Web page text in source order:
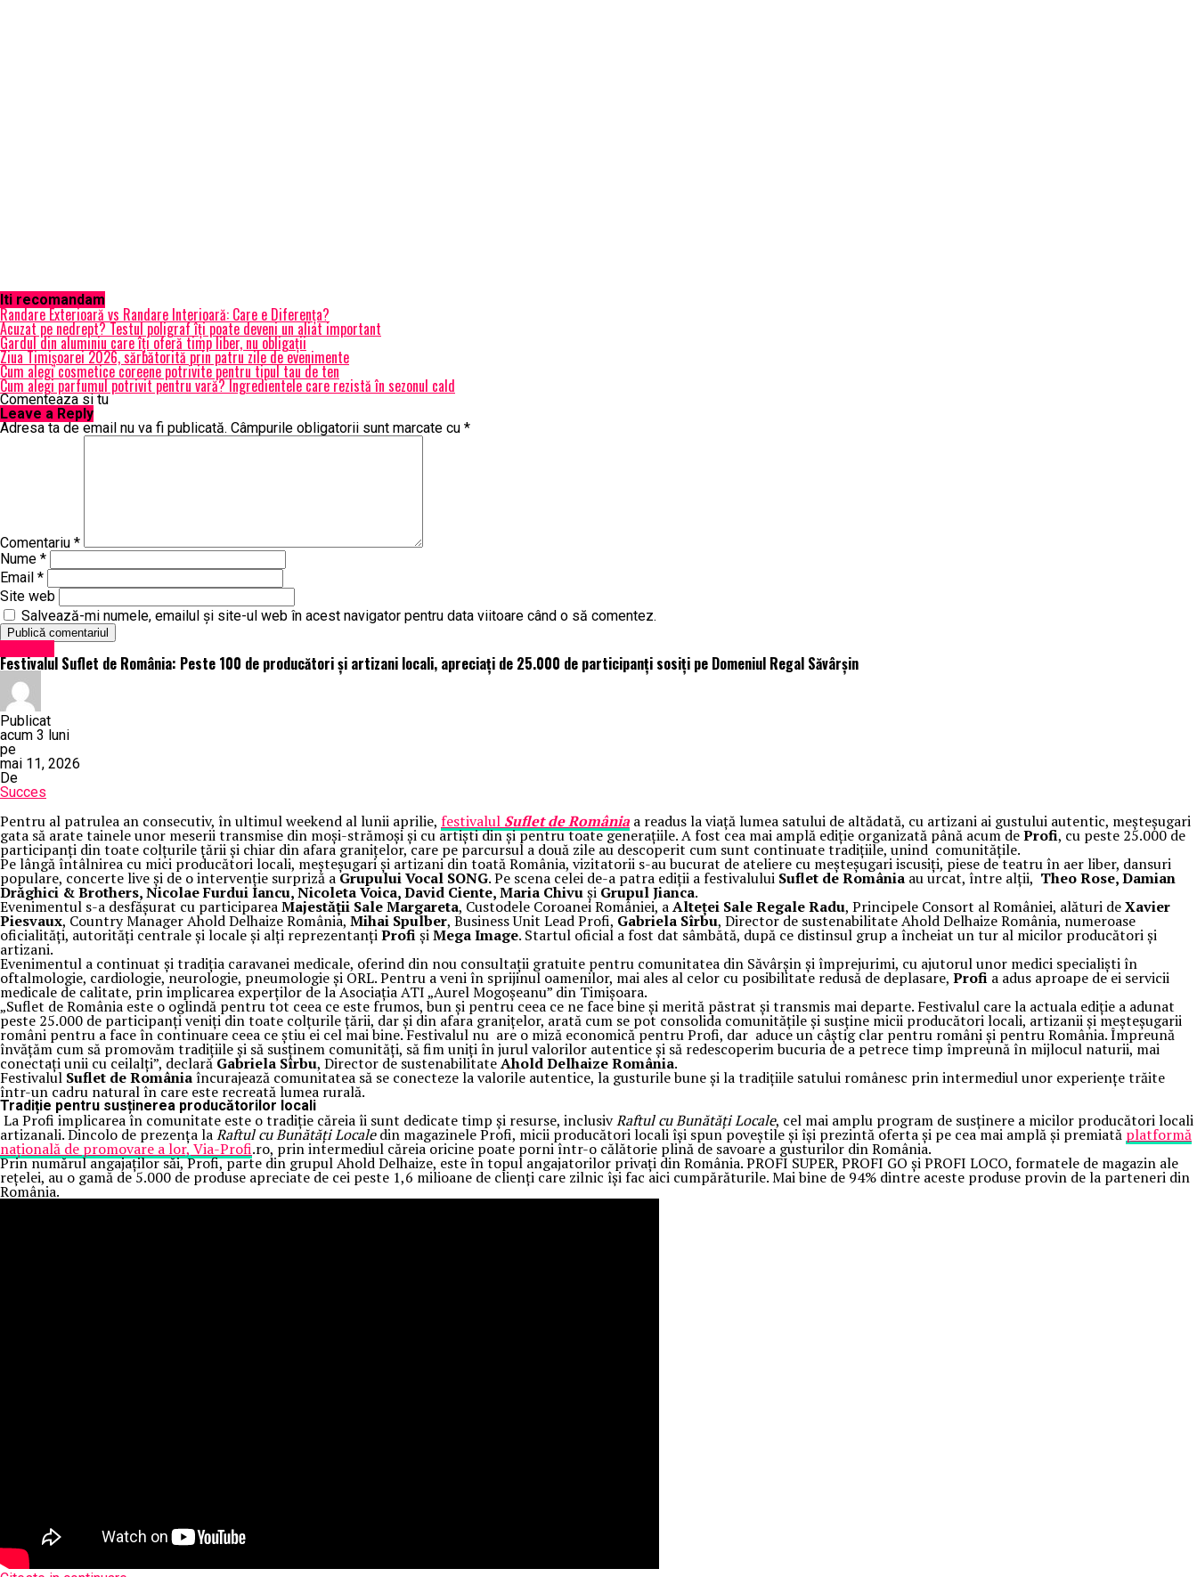
Iti recomandam
Randare Exterioară vs Randare Interioară: Care e Diferența?
Acuzat pe nedrept? Testul poligraf îţi poate deveni un aliat important
Gardul din aluminiu care îți oferă timp liber, nu obligații
Ziua Timișoarei 2026, sărbătorită prin patru zile de evenimente
Cum alegi cosmetice coreene potrivite pentru tipul tau de ten
Cum alegi parfumul potrivit pentru vară? Ingredientele care rezistă în sezonul cald
Comenteaza si tu
Leave a Reply
Adresa ta de email nu va fi publicată. Câmpurile obligatorii sunt marcate cu *
Comentariu *
Nume *
Email *
Site web
Salvează-mi numele, emailul și site-ul web în acest navigator pentru data viitoare când o să comentez.
Festivalul Suflet de România: Peste 100 de producători și artizani locali, apreciați de 25.000 de participanți sosiți pe Domeniul Regal Săvârșin
Publicat
acum 3 luni
pe
mai 11, 2026
De
Succes
Pentru al patrulea an consecutiv, în ultimul weekend al lunii aprilie, festivalul Suflet de România a readus la viață lumea satului de altădată, cu artizani ai gustului autentic, meșteșugari
gata să arate tainele unor meserii transmise din moși-strămoși și cu artiști din și pentru toate generațiile. A fost cea mai amplă ediție organizată până acum deProfi, cu peste 25.000 de
participanți din toate colțurile țării și chiar din afara granițelor, care pe parcursul a două zile au descoperit cum sunt continuate tradițiile, unind comunitățile.
Pe lângă întâlnirea cu mici producători locali, meșteșugari și artizani din toată România, vizitatorii s-au bucurat de ateliere cu meșteșugari iscusiți, piese de teatru în aer liber, dansuri
populare, concerte live și de o intervenție surpriză aGrupului Vocal SONG. Pe scena celei de-a patra ediții a festivalului Suflet de România au urcat, între alții, Theo Rose, Damian
Drăghici & Brothers, Nicolae Furdui Iancu, Nicoleta Voica, David Ciente, Maria Chivuși Grupul Jianca.
Evenimentul s-a desfășurat cu participareaMajestății Sale Margareta, Custodele Coroanei României, aAlteței Sale Regale Radu, Principele Consort al României, alături deXavier
Piesvaux, Country Manager Ahold Delhaize România, Mihai Spulber, Business Unit Lead Profi, Gabriela Sîrbu, Director de sustenabilitate Ahold Delhaize România, numeroase
oficialități, autorități centrale și locale și alți reprezentanțiProfișiMega Image. Startul oficial a fost dat sâmbătă, după ce distinsul grup a încheiat un tur al micilor producători și
artizani.
Evenimentul a continuat și tradiția caravanei medicale, oferind din nou consultații gratuite pentru comunitatea din Săvârșin și împrejurimi, cu ajutorul unor medici specialiști în
oftalmologie, cardiologie, neurologie, pneumologie și ORL. Pentru a veni în sprijinul oamenilor, mai ales al celor cu posibilitate redusă de deplasare, Profi a adus aproape de ei servicii
medicale de calitate, prin implicarea experților de la Asociația ATI „Aurel Mogoșeanu” din Timișoara.
„Suflet de România este o oglindă pentru tot ceea ce este frumos, bun și pentru ceea ce ne face bine și merită păstrat și transmis mai departe. Festivalul care la actuala ediție a adunat
peste 25.000 de participanți veniți din toate colțurile țării, dar și din afara granițelor, arată cum se pot consolida comunitățile și susține micii producători locali, artizanii și meșteșugarii
români pentru a face în continuare ceea ce știu ei cel mai bine. Festivalul nu are o miză economică pentru Profi, dar aduce un câștig clar pentru români și pentru România. Împreună
învățăm cum să promovăm tradițiile și să susținem comunități, să fim uniți în jurul valorilor autentice și să redescoperim bucuria de a petrece timp împreună în mijlocul naturii, mai
conectați unii cu ceilalți”, declarăGabriela Sîrbu, Director de sustenabilitateAhold Delhaize România.
Festivalul Suflet de Româniaîncurajează comunitatea să se conecteze la valorile autentice, la gusturile bune și la tradițiile satului românesc prin intermediul unor experiențe trăite
într-un cadru natural în care este recreată lumea rurală.
Tradiție pentru susținerea producătorilor locali
La Profi implicarea în comunitate este o tradiție căreia îi sunt dedicate timp și resurse, inclusivRaftul cu Bunătăți Locale, cel mai amplu program de susținere a micilor producători locali
artizanali. Dincolo de prezența laRaftul cu Bunătăți Localedin magazinele Profi, micii producători locali își spun poveștile și își prezintă oferta și pe cea mai amplă și premiată platformă
națională de promovare a lor, Via-Profi.ro, prin intermediul căreia oricine poate porni într-o călătorie plină de savoare a gusturilor din România.
Prin numărul angajaților săi, Profi, parte din grupul Ahold Delhaize, este în topul angajatorilor privați din România. PROFI SUPER, PROFI GO și PROFI LOCO, formatele de magazin ale
rețelei, au o gamă de 5.000 de produse apreciate de cei peste 1,6 milioane de clienți care zilnic își fac aici cumpărăturile. Mai bine de 94% dintre aceste produse provin de la parteneri din
România.